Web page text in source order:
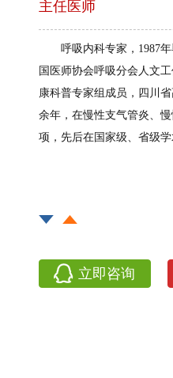
主任医师
呼吸内科专家，1987
国医师协会呼吸分会人文
康科普专家组成员，四川
余年，在慢性支气管炎、
项，先后在国家级、省级学
立即咨询